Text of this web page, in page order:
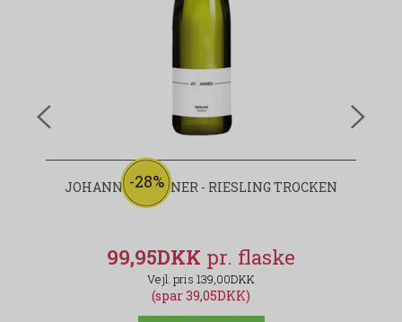
-28%
JOHANNES HÖRNER - RIESLING TROCKEN
99,95DKK
139,00DKK
(spar 39,05DKK)